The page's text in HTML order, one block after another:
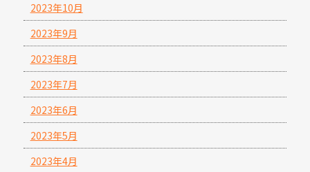
2023年10月
2023年9月
2023年8月
2023年7月
2023年6月
2023年5月
2023年4月